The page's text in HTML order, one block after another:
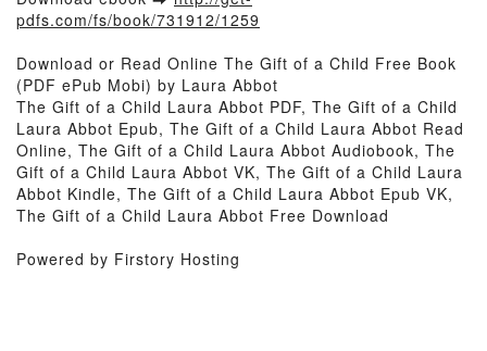
pdfs.com/fs/book/731912/1259
Download or Read Online The Gift of a Child Free Book
(PDF ePub Mobi) by Laura Abbot
The Gift of a Child Laura Abbot PDF, The Gift of a Child
Laura Abbot Epub, The Gift of a Child Laura Abbot Read
Online, The Gift of a Child Laura Abbot Audiobook, The
Gift of a Child Laura Abbot VK, The Gift of a Child Laura
Abbot Kindle, The Gift of a Child Laura Abbot Epub VK,
The Gift of a Child Laura Abbot Free Download
Powered by Firstory Hosting